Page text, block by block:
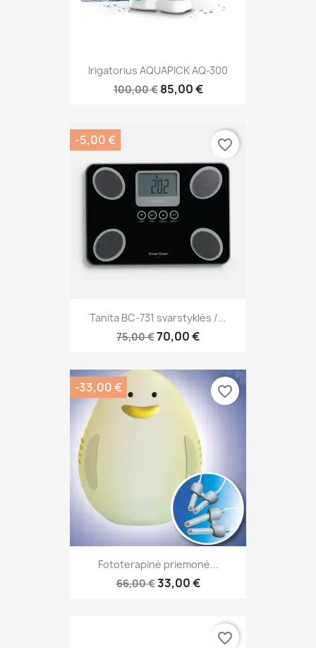
Irigatorius AQUAPICK AQ-300
100,00 € 85,00 €
Tanita BC-731 svarstyklės /...
75,00 €70,00 €
-5,00 € favorite_border
Fototerapinė priemonė...
66,00 €33,00 €
-33,00 € favorite_border
favorite_border